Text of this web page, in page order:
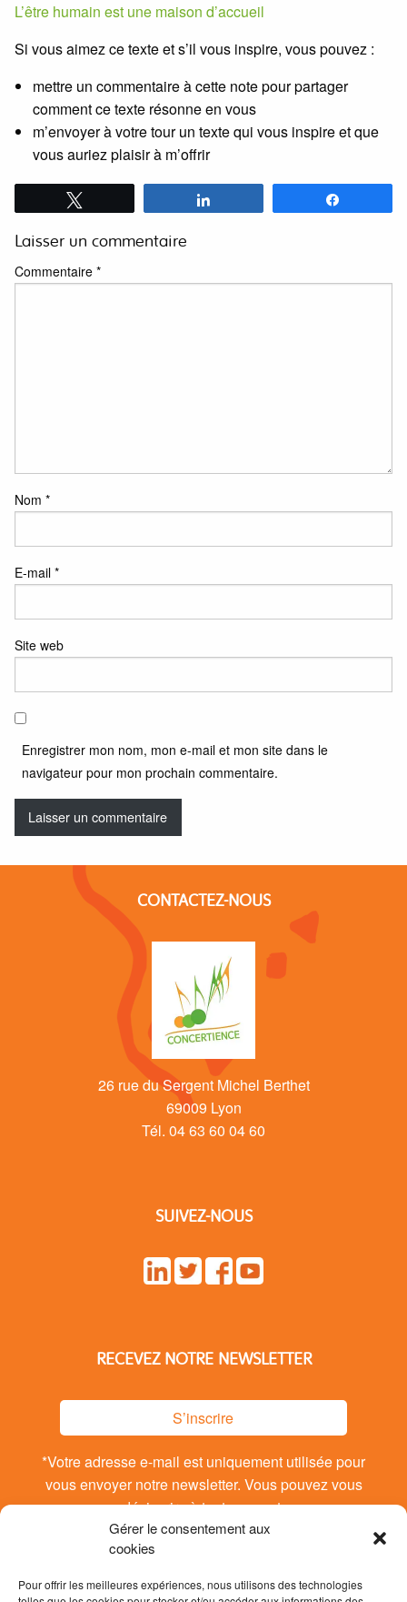
Gérer le consentement aux
cookies
Pour offrir les meilleures expériences, nous utilisons des technologies
L’être humain est une maison d’accueil
Si vous aimez ce texte et s’il vous inspire, vous pouvez :
mettre un commentaire à cette note pour partager
comment ce texte résonne en vous
m’envoyer à votre tour un texte qui vous inspire et que
vous auriez plaisir à m’offrir
Laisser un commentaire
Commentaire *
Nom *
E-mail *
Site web
Enregistrer mon nom, mon e-mail et mon site dans le
navigateur pour mon prochain commentaire.
CONTACTEZ-NOUS
26 rue du Sergent Michel Berthet
69009 Lyon
Tél. 04 63 60 04 60
SUIVEZ-NOUS
RECEVEZ NOTRE NEWSLETTER
S’inscrire
*Votre adresse e-mail est uniquement utilisée pour
vous envoyer notre newsletter. Vous pouvez vous
désinsrire à tout moment.